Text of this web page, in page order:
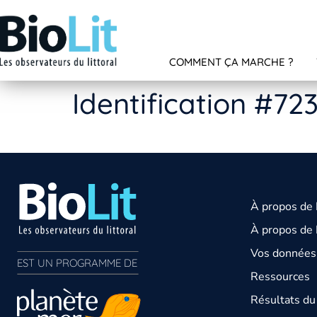
COMMENT ÇA MARCHE ?
Identification
EST UN PROGRAMME DE
À propos de
À propos de
Vos
Ressources
Résultats